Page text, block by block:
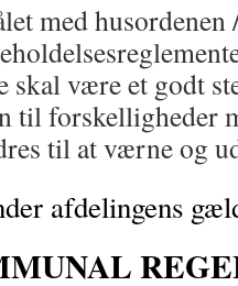
med husordenen
skal være et godt
til forskelligheder
til at værne og
afdelingens